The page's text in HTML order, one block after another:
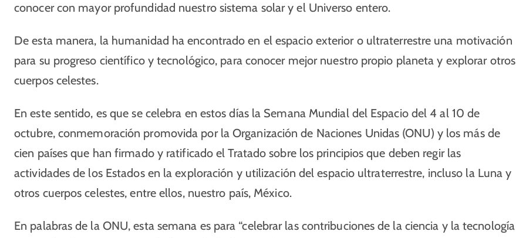
conocer con mayor profundidad nuestro sistema solar y el Universo entero.
De esta manera, la humanidad ha encontrado en el espacio exterior o ultraterrestre una motivación
para su progreso científico y tecnológico, para conocer mejor nuestro propio planeta y explorar otros
cuerpos celestes.
En este sentido, es que se celebra en estos días la Semana Mundial del Espacio del 4 al 10 de
octubre, conmemoración promovida por la Organización de Naciones Unidas (ONU) y los más de
cien países que han firmado y ratificado el Tratado sobre los principios que deben regir las
actividades de los Estados en la exploración y utilización del espacio ultraterrestre, incluso la Luna y
otros cuerpos celestes, entre ellos, nuestro país, México.
En palabras de la ONU, esta semana es para “celebrar las contribuciones de la ciencia y la tecnología